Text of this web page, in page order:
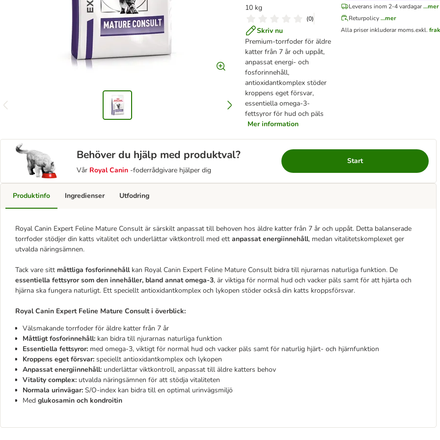
10 kg
(0)
Skriv nu
Premium-torrfoder för äldre
katter från 7 år och uppåt,
anpassat energi- och
fosforinnehåll,
antioxidantkomplex stöder
kroppens eget försvar,
essentiella omega-3-
fettsyror för hud och päls
Mer information
Leverans inom 2-4 vardagar ...mer
Returpolicy ...mer
Alla priser inkluderar moms.exkl.
Behöver du hjälp med produktval?
Vår Royal Canin -foderrådgivare hjälper dig
Start
Produktinfo
Royal Canin Expert Feline Mature Consult är särskilt anpassat till behoven hos äldre katter från 7 år och uppåt. Detta balanserade
torrfoder stödjer din katts vitalitet och underlättar viktkontroll med ett anpassat energiinnehåll, medan vitalitetskomplexet ger
utvalda näringsämnen.
Tack vare sitt måttliga fosforinnehållkan Royal Canin Expert Feline Mature Consult bidra till njurarnas naturliga funktion. De
essentiella fettsyror som den innehåller, bland annat omega-3, är viktiga för normal hud och vacker päls samt för att hjärta och
hjärna ska fungera naturligt. Ett speciellt antioxidantkomplex och lykopen stöder också din katts kroppsförsvar.
Royal Canin Expert Feline Mature Consult i överblick:
Välsmakande torrfoder för äldre katter från 7 år
Måttligt fosforinnehåll: kan bidra till njurarnas naturliga funktion
Essentiella fettsyror: med omega-3, viktigt för normal hud och vacker päls samt för naturlig hjärt- och hjärnfunktion
Kroppens eget försvar: speciellt antioxidantkomplex och lykopen
Anpassat energiinnehåll: underlättar viktkontroll, anpassat till äldre katters behov
Vitality complex: utvalda näringsämnen för att stödja vitaliteten
Normala urinvägar: S/O-index kan bidra till en optimal urinvägsmiljö
Med glukosamin och kondroitin
Ingredienser Utfodring